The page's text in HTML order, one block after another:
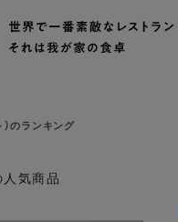
のランキング
気商品